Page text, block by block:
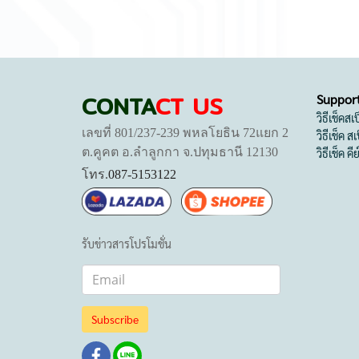
CONTACT US
เลขที่ 801/237-239 พหลโยธิน 72แยก 2
ต.คูคต อ.ลำลูกกา จ.ปทุมธานี 12130
โทร.087-5153122
รับข่าวสารโปรโมชั่น
Subscribe
วิธีเช็คส
วิธีเช็ค ส
วิธีเช็ค คี